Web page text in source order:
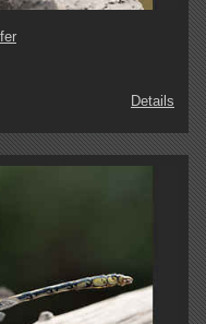
Details